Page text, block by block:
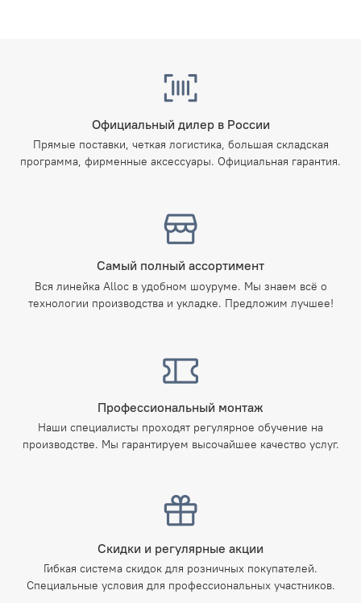
Официальный дилер в России
Прямые поставки, четкая логистика, большая складская
программа, фирменные аксессуары. Официальная гарантия.
Самый полный ассортимент
Вся линейка Alloc в удобном шоуруме. Мы знаем всё о
технологии производства и укладке. Предложим лучшее!
Профессиональный монтаж
Наши специалисты проходят регулярное обучение на
производстве. Мы гарантируем высочайшее качество услуг.
Скидки и регулярные акции
Гибкая система скидок для розничных покупателей.
Специальные условия для профессиональных участников.